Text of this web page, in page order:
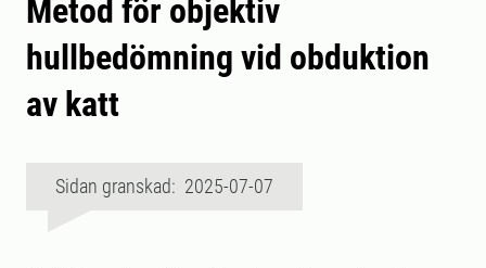
Metod för objektiv
hullbedömning vid obduktion
av katt
Sidan granskad: 2025-07-07